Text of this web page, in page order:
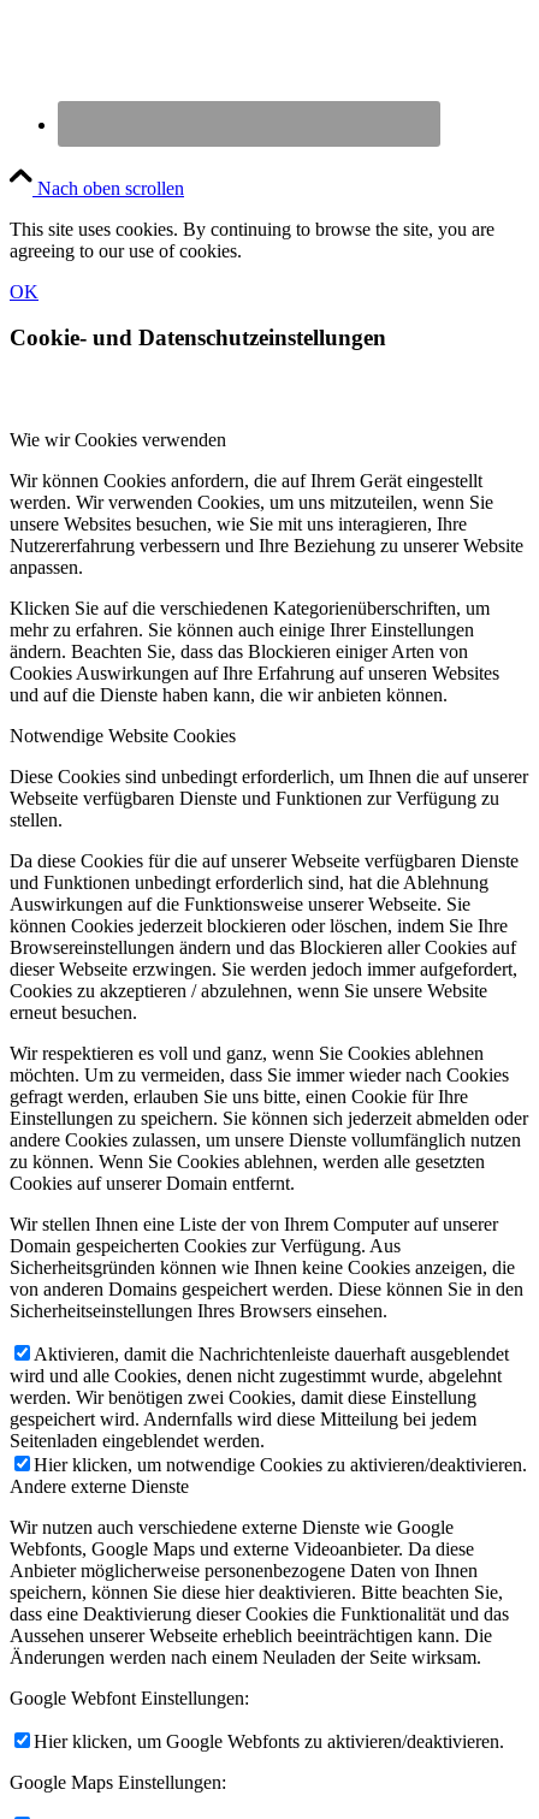
Nach oben scrollen
This site uses cookies. By continuing to browse the site, you are
agreeing to our use of cookies.
OK
Cookie- und Datenschutzeinstellungen
Wie wir Cookies verwenden
Wir können Cookies anfordern, die auf Ihrem Gerät eingestellt
werden. Wir verwenden Cookies, um uns mitzuteilen, wenn Sie
unsere Websites besuchen, wie Sie mit uns interagieren, Ihre
Nutzererfahrung verbessern und Ihre Beziehung zu unserer Website
anpassen.
Klicken Sie auf die verschiedenen Kategorienüberschriften, um
mehr zu erfahren. Sie können auch einige Ihrer Einstellungen
ändern. Beachten Sie, dass das Blockieren einiger Arten von
Cookies Auswirkungen auf Ihre Erfahrung auf unseren Websites
und auf die Dienste haben kann, die wir anbieten können.
Notwendige Website Cookies
Diese Cookies sind unbedingt erforderlich, um Ihnen die auf unserer
Webseite verfügbaren Dienste und Funktionen zur Verfügung zu
stellen.
Da diese Cookies für die auf unserer Webseite verfügbaren Dienste
und Funktionen unbedingt erforderlich sind, hat die Ablehnung
Auswirkungen auf die Funktionsweise unserer Webseite. Sie
können Cookies jederzeit blockieren oder löschen, indem Sie Ihre
Browsereinstellungen ändern und das Blockieren aller Cookies auf
dieser Webseite erzwingen. Sie werden jedoch immer aufgefordert,
Cookies zu akzeptieren / abzulehnen, wenn Sie unsere Website
erneut besuchen.
Wir respektieren es voll und ganz, wenn Sie Cookies ablehnen
möchten. Um zu vermeiden, dass Sie immer wieder nach Cookies
gefragt werden, erlauben Sie uns bitte, einen Cookie für Ihre
Einstellungen zu speichern. Sie können sich jederzeit abmelden oder
andere Cookies zulassen, um unsere Dienste vollumfänglich nutzen
zu können. Wenn Sie Cookies ablehnen, werden alle gesetzten
Cookies auf unserer Domain entfernt.
Wir stellen Ihnen eine Liste der von Ihrem Computer auf unserer
Domain gespeicherten Cookies zur Verfügung. Aus
Sicherheitsgründen können wie Ihnen keine Cookies anzeigen, die
von anderen Domains gespeichert werden. Diese können Sie in den
Sicherheitseinstellungen Ihres Browsers einsehen.
Aktivieren, damit die Nachrichtenleiste dauerhaft ausgeblendet
wird und alle Cookies, denen nicht zugestimmt wurde, abgelehnt
werden. Wir benötigen zwei Cookies, damit diese Einstellung
gespeichert wird. Andernfalls wird diese Mitteilung bei jedem
Seitenladen eingeblendet werden.
Hier klicken, um notwendige Cookies zu aktivieren/deaktivieren.
Andere externe Dienste
Wir nutzen auch verschiedene externe Dienste wie Google
Webfonts, Google Maps und externe Videoanbieter. Da diese
Anbieter möglicherweise personenbezogene Daten von Ihnen
speichern, können Sie diese hier deaktivieren. Bitte beachten Sie,
dass eine Deaktivierung dieser Cookies die Funktionalität und das
Aussehen unserer Webseite erheblich beeinträchtigen kann. Die
Änderungen werden nach einem Neuladen der Seite wirksam.
Google Webfont Einstellungen:
Hier klicken, um Google Webfonts zu aktivieren/deaktivieren.
Google Maps Einstellungen: